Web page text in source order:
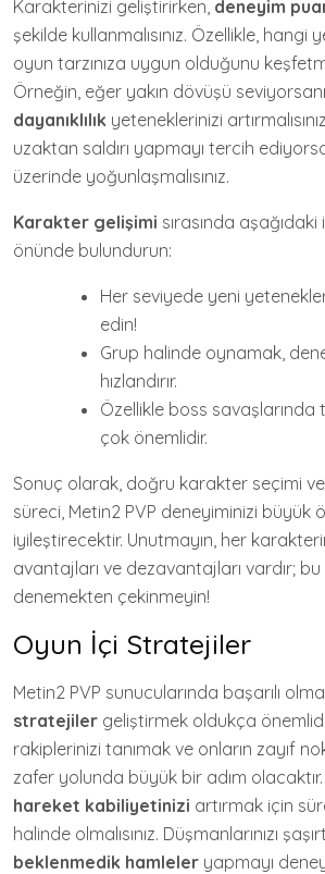
Karakterinizi geliştirirken, deneyim
şekilde kullanmalısınız. Özellikle, hangi
oyun tarzınıza uygun olduğunu
Örneğin, eğer yakın dövüşü
dayanıklılık yeteneklerinizi
uzaktan saldırı yapmayı tercih
üzerinde yoğunlaşmalısınız.
Karakter gelişimi sırasında aşağıdaki
önünde bulundurun:
Her seviyede yeni yetenekler
edin!
Grup halinde oynamak,
hızlandırır.
Özellikle boss savaşlarında
çok önemlidir.
Sonuç olarak, doğru karakter seçimi
süreci, Metin2 PVP deneyiminizi büyük
iyileştirecektir. Unutmayın, her
avantajları ve dezavantajları vardır;
denemekten çekinmeyin!
Oyun İçi Stratejiler
Metin2 PVP sunucularında başarılı
stratejiler geliştirmek oldukça
rakiplerinizi tanımak ve onların zayıf
zafer yolunda büyük bir adım
hareket kabiliyetinizi artırmak için
halinde olmalısınız. Düşmanlarınızı
beklenmedik hamleler yapmayı